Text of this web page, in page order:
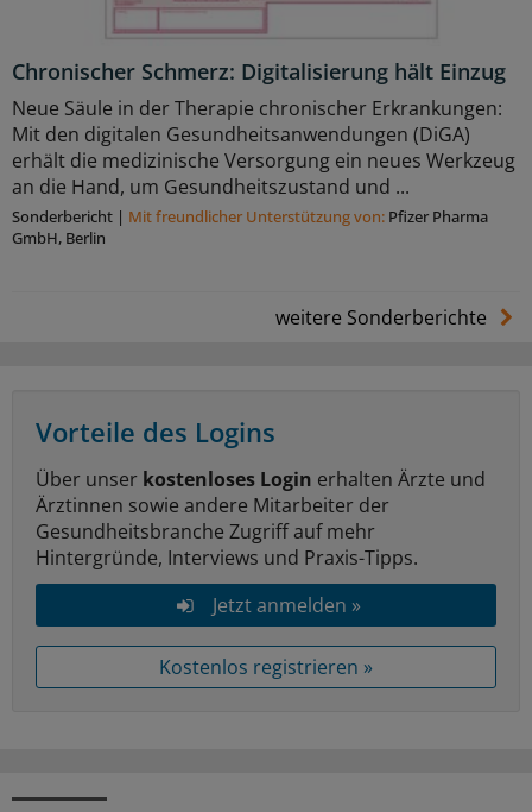
Chronischer Schmerz: Digitalisierung hält Einzug
Neue Säule in der Therapie chronischer Erkrankungen:
Mit den digitalen Gesundheitsanwendungen (DiGA)
erhält die medizinische Versorgung ein neues Werkzeug
an die Hand, um Gesundheitszustand und ...
Sonderbericht | Mit freundlicher Unterstützung von: Pfizer Pharma
GmbH, Berlin
weitere Sonderberichte
Vorteile des Logins
Über unser kostenloses Login erhalten Ärzte und
Ärztinnen sowie andere Mitarbeiter der
Gesundheitsbranche Zugriff auf mehr
Hintergründe, Interviews und Praxis-Tipps.
Jetzt anmelden »
Kostenlos registrieren »